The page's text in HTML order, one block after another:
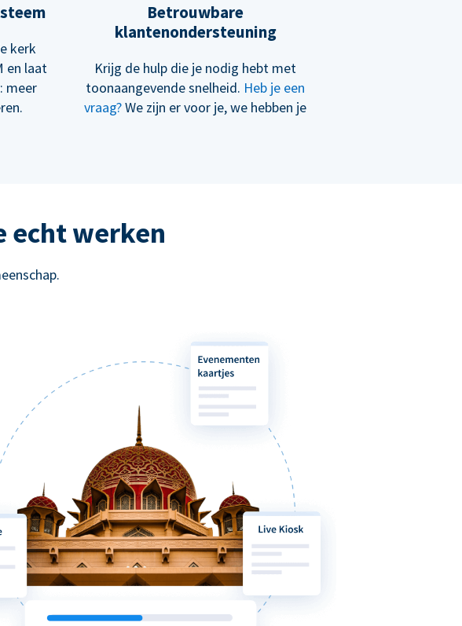
kerk
en laat
meer
Betrouwbare
klantenondersteuning
Krijg de hulp die je nodig hebt met
toonaangevende snelheid. Heb je een
vraag?We zijn er voor je, we hebben je
echt werken